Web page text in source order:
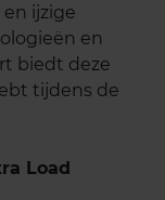
ijzige
en
biedt deze
tijdens de
Load